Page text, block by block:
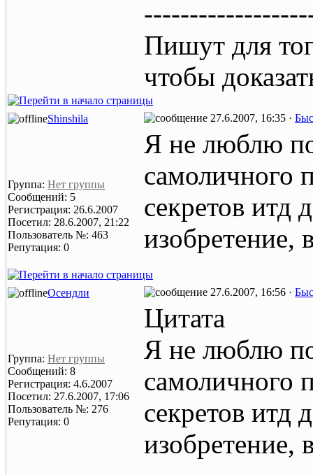
Пишут для
чтобы
Shinshila 27.6.2007, 16:35 ·
Группа: Нет группы
Сообщений: 5
Регистрация: 26.6.2007
Посетил: 28.6.2007, 21:22
Пользователь №: 463
Репутация: 0
Я не люблю
самоличного
секретов итд
изобретение,
Осендли 27.6.2007, 16:56 ·
Группа: Нет группы
Сообщений: 8
Регистрация: 4.6.2007
Посетил: 27.6.2007, 17:06
Пользователь №: 276
Репутация: 0
Цитата
Я не люблю
самоличного
секретов итд
изобретение,